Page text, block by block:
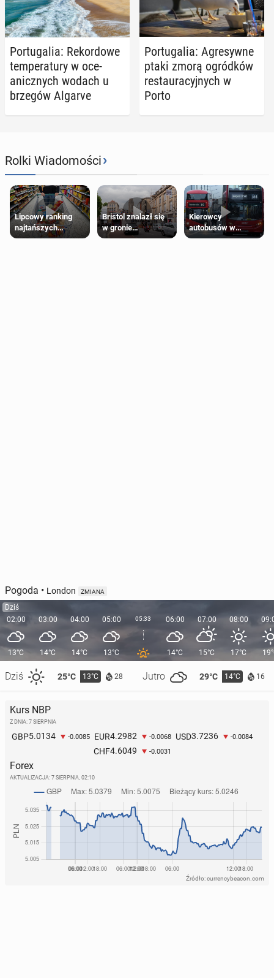
Por­tu­ga­lia: Re­kor­do­we
tem­pe­ra­tu­ry w oce­
anicz­nych wodach u
brzegów Algarve
Por­tu­ga­lia: Agre­syw­ne
ptaki zmorą ogród­ków
re­stau­ra­cyj­nych w
Porto
Rolki Wiadomości›
Lipcowy ranking
najtańszych
supermarketów
Bristol znalazł się
w gronie
najlepszych
Kierowcy
autobusów w
Londynie
Pogoda • London ZMIANA
Dziś
02:00
13°C
Dziś 25°C 13°C 28 Jutro 29°C 14°C 16
03:00
14°C
04:00
14°C
05:00
13°C
05:33 06:00
14°C
07:00
15°C
08:00
17°C
Kurs NBP
Z DNIA: 7 SIERPNIA
GBP5.0134 -0.0085 EUR4.2982 -0.0068 USD3.7236 -0.0084
CHF4.6049 -0.0031
Forex
AKTUALIZACJA: 7 SIERPNIA, 02:10
Źródło: currencybeacon.com